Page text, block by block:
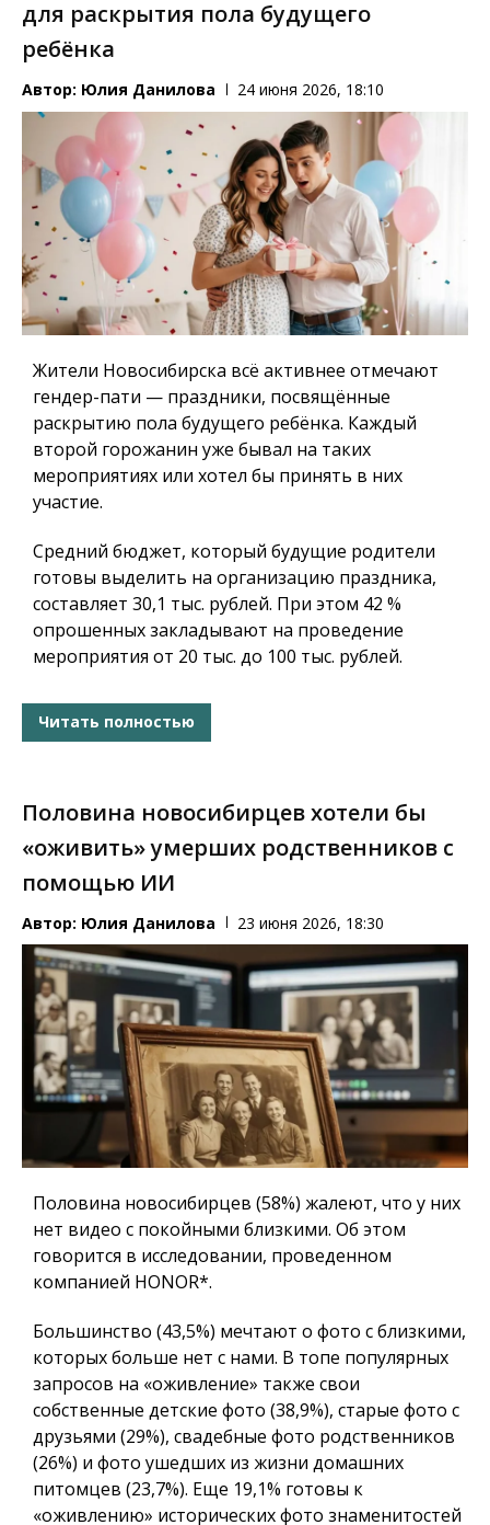
для раскрытия пола будущего
ребёнка
Автор: Юлия Данилова 24 июня 2026, 18:10
Жители Новосибирска всё активнее отмечают
гендер-пати — праздники, посвящённые
раскрытию пола будущего ребёнка. Каждый
второй горожанин уже бывал на таких
мероприятиях или хотел бы принять в них
участие.
Средний бюджет, который будущие родители
готовы выделить на организацию праздника,
составляет 30,1 тыс. рублей. При этом 42 %
опрошенных закладывают на проведение
мероприятия от 20 тыс. до 100 тыс. рублей.
Читать полностью
Половина новосибирцев хотели бы
«оживить» умерших родственников с
помощью ИИ
Автор: Юлия Данилова 23 июня 2026, 18:30
Половина новосибирцев (58%) жалеют, что у них
нет видео с покойными близкими. Об этом
говорится в исследовании, проведенном
компанией HONOR*.
Большинство (43,5%) мечтают о фото с близкими,
которых больше нет с нами. В топе популярных
запросов на «оживление» также свои
собственные детские фото (38,9%), старые фото с
друзьями (29%), свадебные фото родственников
(26%) и фото ушедших из жизни домашних
питомцев (23,7%). Еще 19,1% готовы к
«оживлению» исторических фото знаменитостей